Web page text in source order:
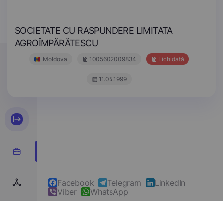
SOCIETATE CU RASPUNDERE LIMITATA
AGROÎMPĂRĂTESCU
Moldova 1005602009834 Lichidată
11.05.1999
Facebook Telegram
LinkedIn
Viber
WhatsApp